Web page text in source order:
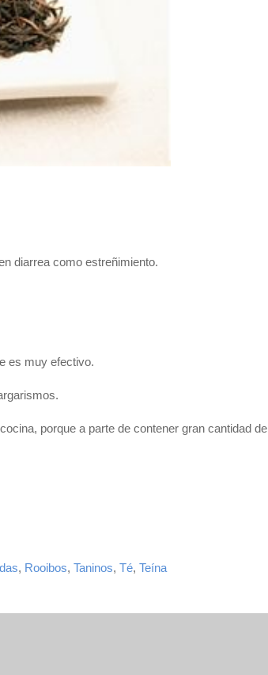
diarrea como estreñimiento.
es muy efectivo.
porque a parte de contener gran cantidad de
, Rooibos, Taninos, Té, Teína